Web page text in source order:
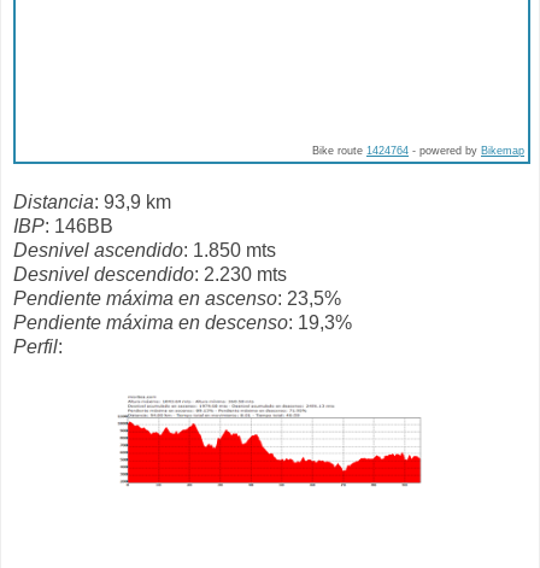
Bike route 1424764 - powered by Bikemap
Distancia: 93,9 km
IBP: 146BB
Desnivel ascendido: 1.850 mts
Desnivel descendido: 2.230 mts
Pendiente máxima en ascenso: 23,5%
Pendiente máxima en descenso: 19,3%
Perfil: